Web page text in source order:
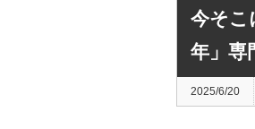
今そこ
年」専
2025/6/20